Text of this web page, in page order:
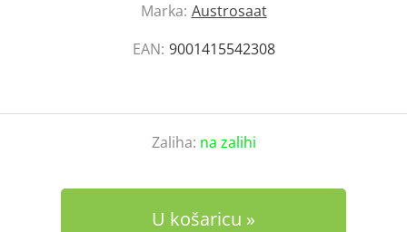
Marka: Austrosaat
EAN: 9001415542308
Zaliha: na zalihi
U košaricu